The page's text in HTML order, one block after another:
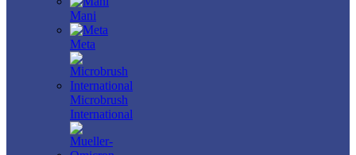
Mani
Meta
Microbrush
International